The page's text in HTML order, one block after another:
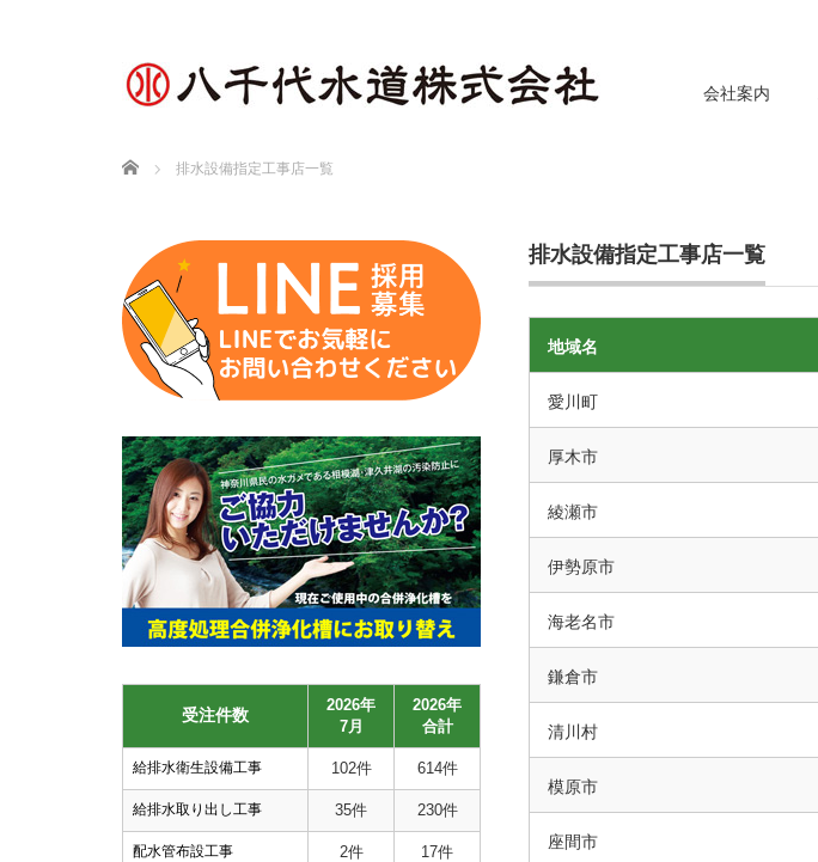
会社案内
Home 排水設備指定工事店一覧
排水設備指定工事店一覧
地域名
愛川町
厚木市
綾瀬市
伊勢原市
海老名市
鎌倉市
清川村
模原市
座間市
受注件数
2026年
7月
2026年
合計
給排水衛生設備工事 102件 614件
給排水取り出し工事 35件 230件
配水管布設工事 2件 17件